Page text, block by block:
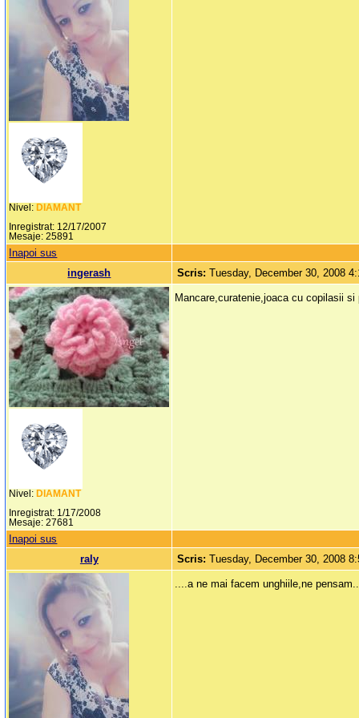
Nivel: DIAMANT
Inregistrat: 12/17/2007
Mesaje: 25891
Inapoi sus
ingerash
Scris:Tuesday, December 30, 2008
Nivel: DIAMANT
Inregistrat: 1/17/2008
Mesaje: 27681
Mancare,curatenie,joaca cu copilasii si
Inapoi sus
raly
Scris:Tuesday, December 30, 2008
....a ne mai facem unghiile,ne